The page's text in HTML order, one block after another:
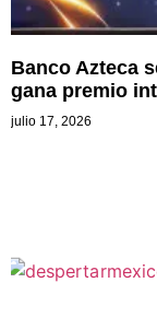
Banco Azteca
gana premio
julio 17, 2026